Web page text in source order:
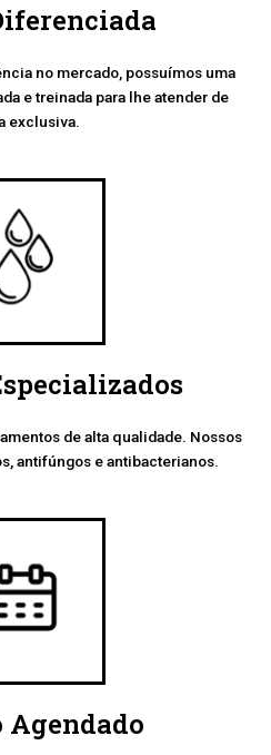
no mercado, possuímos uma
e treinada para lhe atender de
exclusiva.
de alta qualidade. Nossos
antifúngos e antibacterianos.